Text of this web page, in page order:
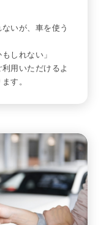
いが、車を使う
しれない」
用いただけるよ
す。